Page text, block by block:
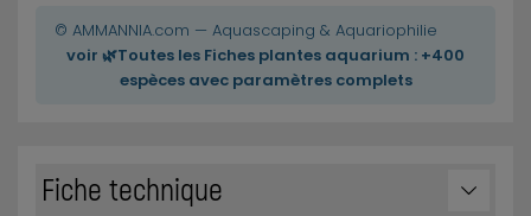
© AMMANNIA.com — Aquascaping & Aquariophilie
voir 🌿Toutes les Fiches plantes aquarium : +400
espèces avec paramètres complets
Fiche technique